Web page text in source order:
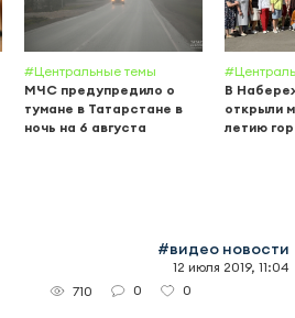
#Центральные темы
МЧС предупредило о
тумане в Татарстане в
ночь на 6 августа
В
открыли
летию
#видео новости
12 июля 2019, 11:04
710
0 0